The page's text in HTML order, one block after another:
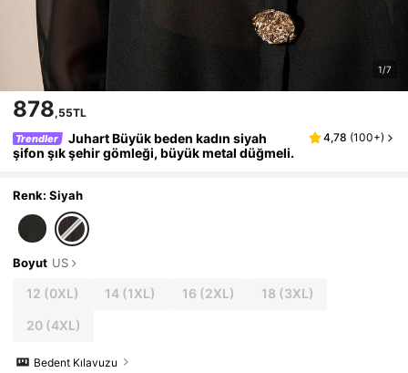
1/7
878,55TL
Trendler
Juhart Büyük beden kadın siyah
şifon şık şehir gömleği, büyük metal düğmeli.
4,78 (100+)
Renk: Siyah
Boyut US
12 (0XL) 14 (1XL) 16 (2XL) 18 (3XL)
20(4XL)
Bedent Kılavuzu